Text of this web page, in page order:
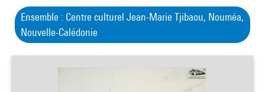
Ensemble : Centre culturel Jean-Marie Tjibaou, Nouméa,
Nouvelle-Calédonie